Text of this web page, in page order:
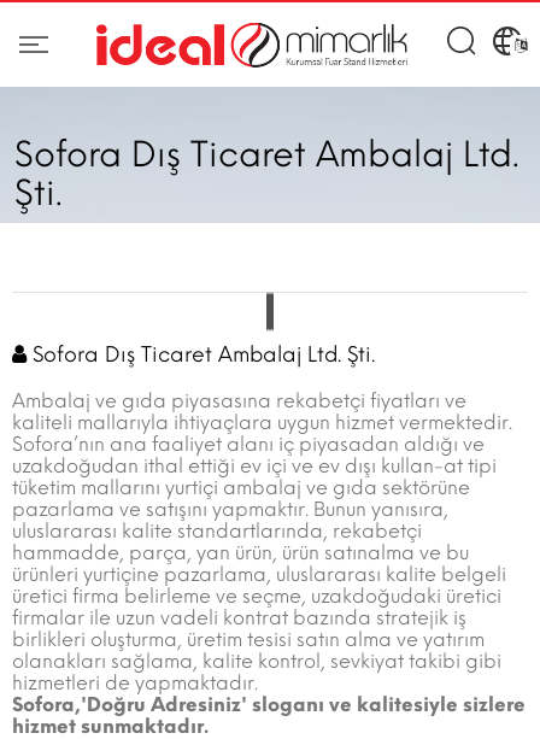
Sofora Dış Ticaret Ambalaj Ltd.
Şti.
Sofora Dış Ticaret Ambalaj Ltd. Şti.
Ambalaj ve gıda piyasasına rekabetçi fiyatları ve
kaliteli mallarıyla ihtiyaçlara uygun hizmet vermektedir.
Sofora’nın ana faaliyet alanı iç piyasadan aldığı ve
uzakdoğudan ithal ettiği ev içi ve ev dışı kullan-at tipi
tüketim mallarını yurtiçi ambalaj ve gıda sektörüne
pazarlama ve satışını yapmaktır. Bunun yanısıra,
uluslararası kalite standartlarında, rekabetçi
hammadde, parça, yan ürün, ürün satınalma ve bu
ürünleri yurtiçine pazarlama, uluslararası kalite belgeli
üretici firma belirleme ve seçme, uzakdoğudaki üretici
firmalar ile uzun vadeli kontrat bazında stratejik iş
birlikleri oluşturma, üretim tesisi satın alma ve yatırım
olanakları sağlama, kalite kontrol, sevkiyat takibi gibi
hizmetleri de yapmaktadır.
Sofora,'Doğru Adresiniz' sloganı ve kalitesiyle sizlere
hizmet sunmaktadır.